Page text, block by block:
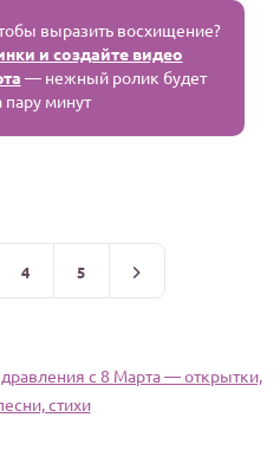
выразить восхищение?
и создайте видео
— нежный ролик будет
пару минут
4 5
с 8 Марта — открытки,
стихи